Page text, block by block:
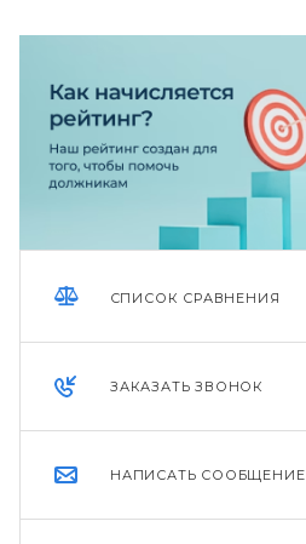
СПИСОК СРАВНЕНИЯ
ЗАКАЗАТЬ ЗВОНОК
НАПИСАТЬ СООБЩЕНИЕ